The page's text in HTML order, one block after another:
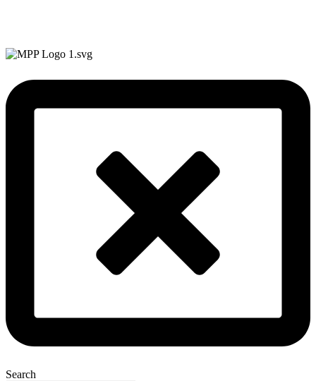
Search